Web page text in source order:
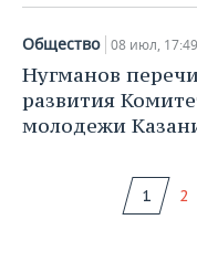
Общество 08 июл, 17:49
Нугманов
развития
молодежи
1 2